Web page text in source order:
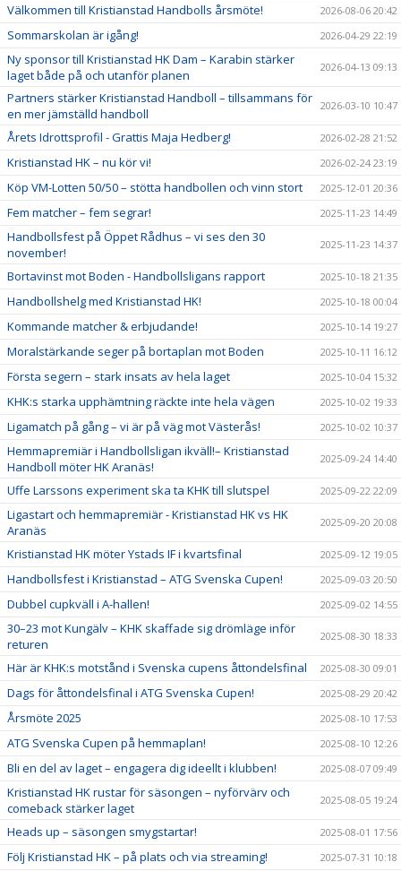
Välkommen till Kristianstad Handbolls årsmöte! 2026-08-06 20:42
Sommarskolan är igång! 2026-04-29 22:19
Ny sponsor till Kristianstad HK Dam – Karabin stärker
laget både på och utanför planen
2026-04-13 09:13
Partners stärker Kristianstad Handboll – tillsammans för
en mer jämställd handboll
2026-03-10 10:47
Årets Idrottsprofil - Grattis Maja Hedberg! 2026-02-28 21:52
Kristianstad HK – nu kör vi! 2026-02-24 23:19
Köp VM-Lotten 50/50 – stötta handbollen och vinn stort 2025-12-01 20:36
Fem matcher – fem segrar! 2025-11-23 14:49
Handbollsfest på Öppet Rådhus – vi ses den 30
november!
2025-11-23 14:37
Bortavinst mot Boden - Handbollsligans rapport 2025-10-18 21:35
Handbollshelg med Kristianstad HK! 2025-10-18 00:04
Kommande matcher & erbjudande! 2025-10-14 19:27
Moralstärkande seger på bortaplan mot Boden 2025-10-11 16:12
Första segern – stark insats av hela laget 2025-10-04 15:32
KHK:s starka upphämtning räckte inte hela vägen 2025-10-02 19:33
Ligamatch på gång – vi är på väg mot Västerås! 2025-10-02 10:37
Hemmapremiär i Handbollsligan ikväll!– Kristianstad
Handboll möter HK Aranäs!
2025-09-24 14:40
Uffe Larssons experiment ska ta KHK till slutspel 2025-09-22 22:09
Ligastart och hemmapremiär - Kristianstad HK vs HK
Aranäs
2025-09-20 20:08
Kristianstad HK möter Ystads IF i kvartsfinal 2025-09-12 19:05
Handbollsfest i Kristianstad – ATG Svenska Cupen! 2025-09-03 20:50
Dubbel cupkväll i A-hallen! 2025-09-02 14:55
30–23 mot Kungälv – KHK skaffade sig drömläge inför
returen
2025-08-30 18:33
Här är KHK:s motstånd i Svenska cupens åttondelsfinal 2025-08-30 09:01
Dags för åttondelsfinal i ATG Svenska Cupen! 2025-08-29 20:42
Årsmöte 2025 2025-08-10 17:53
ATG Svenska Cupen på hemmaplan! 2025-08-10 12:26
Bli en del av laget – engagera dig ideellt i klubben! 2025-08-07 09:49
Kristianstad HK rustar för säsongen – nyförvärv och
comeback stärker laget
2025-08-05 19:24
Heads up – säsongen smygstartar! 2025-08-01 17:56
Följ Kristianstad HK – på plats och via streaming! 2025-07-31 10:18